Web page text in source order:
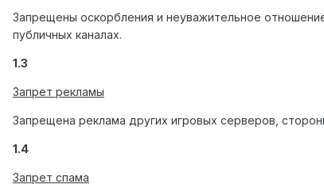
Запрещены оскорбления и неуважительное
публичных каналах.
1.3
Запрет рекламы
Запрещена реклама других игровых серверов,
1.4
Запрет спама